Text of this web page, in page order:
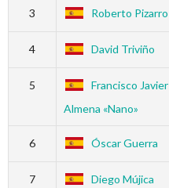
3 Roberto Pizarro
4 David Triviño
5
Francisco Javier
Almena «Nano»
6 Óscar Guerra
7 Diego Mújica